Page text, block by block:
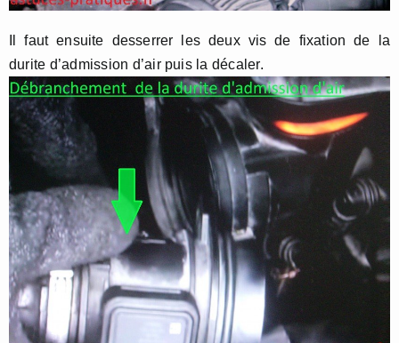
Il faut ensuite desserrer les deux vis de fixation de la
durite d’admission d’air puis la décaler.